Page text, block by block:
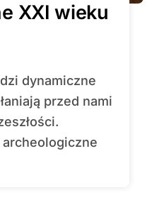
XXI wieku
przed nami